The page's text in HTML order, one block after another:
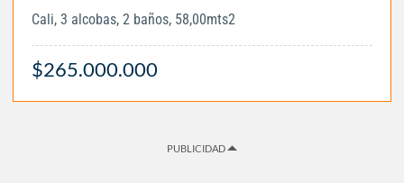
Cali, 3 alcobas, 2 baños, 58,00mts2
$265.000.000
PUBLICIDAD